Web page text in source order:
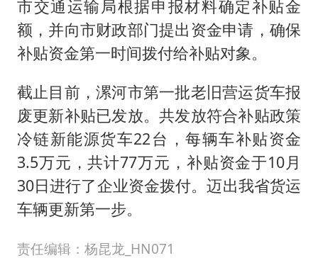
市交通运输局根据申报材料确定补贴金
额，并向市财政部门提出资金申请，确保
补贴资金第一时间拨付给补贴对象。
截止目前，漯河市第一批老旧营运货车报
废更新补贴已发放。共发放符合补贴政策
冷链新能源货车22台，每辆车补贴资金
3.5万元，共计77万元，补贴资金于10月
30日进行了企业资金拨付。迈出我省货运
车辆更新第一步。
责任编辑：杨昆龙_HN071